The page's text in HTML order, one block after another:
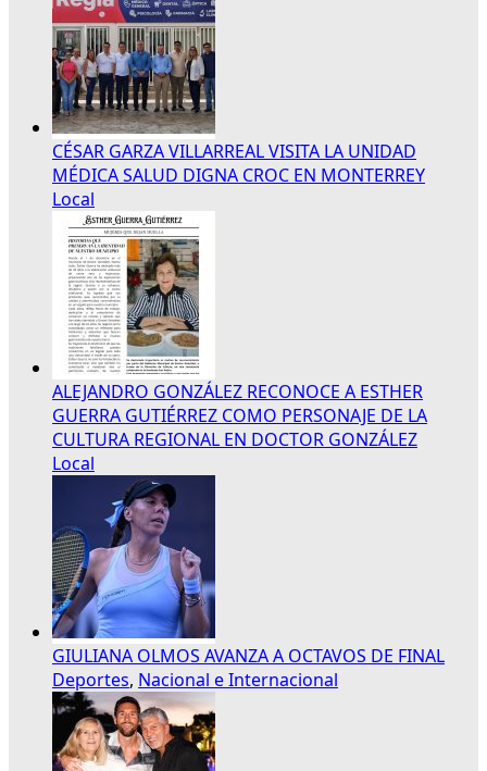
CÉSAR GARZA VILLARREAL VISITA LA UNIDAD
MÉDICA SALUD DIGNA CROC EN MONTERREY
Local
ALEJANDRO GONZÁLEZ RECONOCE A ESTHER
GUERRA GUTIÉRREZ COMO PERSONAJE DE LA
CULTURA REGIONAL EN DOCTOR GONZÁLEZ
Local
GIULIANA OLMOS AVANZA A OCTAVOS DE FINAL
Deportes, Nacional e Internacional